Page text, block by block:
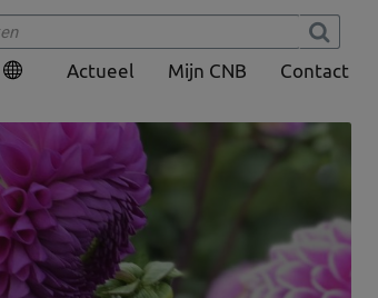
Actueel Mijn CNB Contact